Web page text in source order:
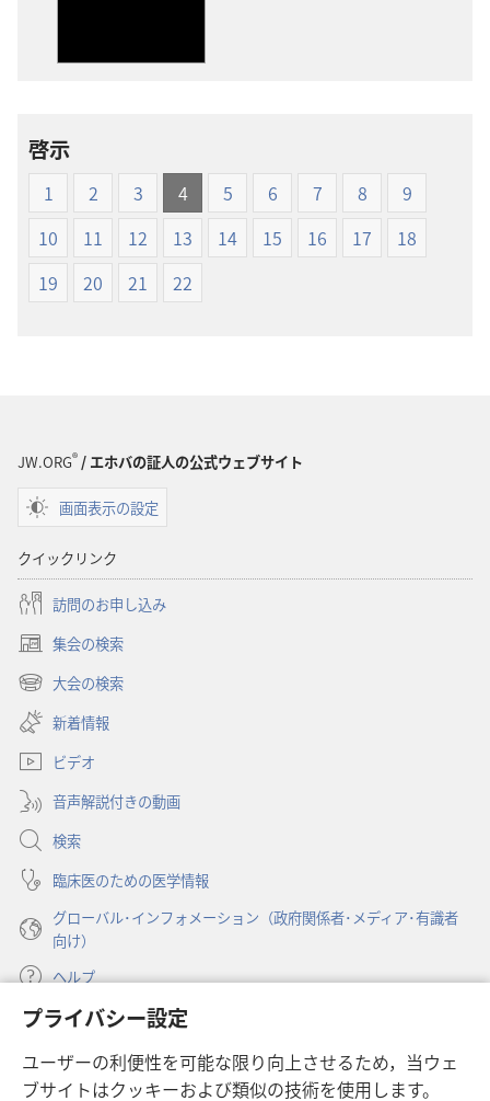
プライバシー設定
ユーザーの利便性を可能な限り向上させるため，当ウェ
ブサイトはクッキーおよび類似の技術を使用します。
オ
プ
ショ
ン
オ
プ
ショ
ン
啓示
1 2 3 4 5 6 7 8
9
10
11 12 13 14 15 16 17
18
19
20 21 22
JW.ORG®/ エホバの証人の公式ウェブサイト
画面表示の設定
クイックリンク
訪問のお申し込み
集会の検索
（新
し
タ
で
開
く）
大会の検索
（新
し
い
タ
ブ
で
開
く）
新着情報
ビデオ
音声解説付きの動画
検索
臨床医のための医学情報
グローバル･インフォメーション（政府関係者･メディア･有識者
向け）
ヘルプ
寄付
し
い
ものみの塔 オンライン・ライブラリー